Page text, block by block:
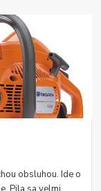
obsluhou. Ide o